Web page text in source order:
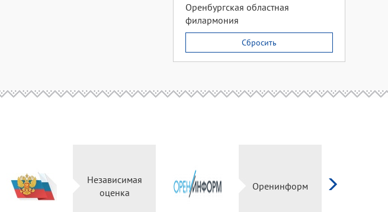
Оренбургская областная
филармония
Сбросить
Независимая
оценка
Оренинформ